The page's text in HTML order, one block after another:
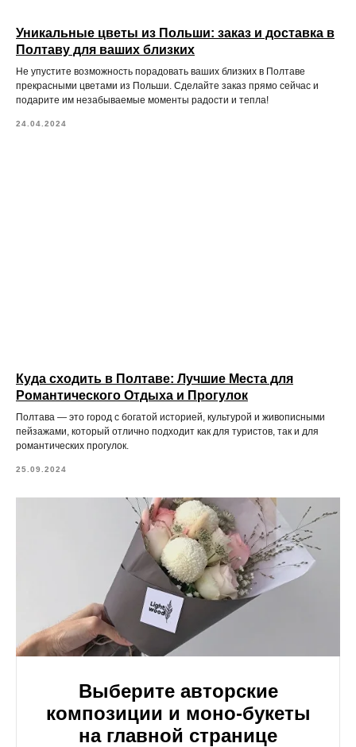
Уникальные цветы из Польши: заказ и доставка в
Полтаву для ваших близких
Не упустите возможность порадовать ваших близких в Полтаве
прекрасными цветами из Польши. Сделайте заказ прямо сейчас и
подарите им незабываемые моменты радости и тепла!
24.04.2024
Куда сходить в Полтаве: Лучшие Места для
Романтического Отдыха и Прогулок
Полтава — это город с богатой историей, культурой и живописными
пейзажами, который отлично подходит как для туристов, так и для
романтических прогулок.
25.09.2024
Выберите авторские
композиции и моно-букеты
на главной странице